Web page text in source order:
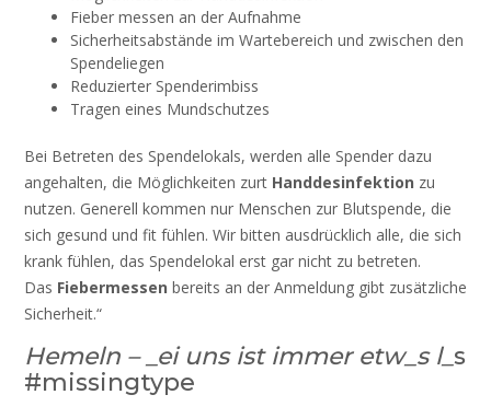
Fieber messen an der Aufnahme
Sicherheitsabstände im Wartebereich und zwischen den
Spendeliegen
Reduzierter Spenderimbiss
Tragen eines Mundschutzes
Bei Betreten des Spendelokals, werden alle Spender dazu
angehalten, die Möglichkeiten zurt Handdesinfektion zu
nutzen. Generell kommen nur Menschen zur Blutspende, die
sich gesund und fit fühlen. Wir bitten ausdrücklich alle, die sich
krank fühlen, das Spendelokal erst gar nicht zu betreten.
Das Fiebermessen bereits an der Anmeldung gibt zusätzliche
Sicherheit.“
Hemeln – _ei uns ist immer etw_s l_ s
#missingtype